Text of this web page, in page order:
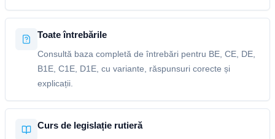
Toate întrebările
Consultă baza completă de întrebări pentru BE, CE, DE,
B1E, C1E, D1E, cu variante, răspunsuri corecte și
explicații.
Curs de legislație rutieră